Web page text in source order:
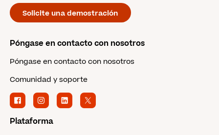
Solicite una demostración
Póngase en contacto con nosotros
Póngase en contacto con nosotros
Comunidad y soporte
Plataforma